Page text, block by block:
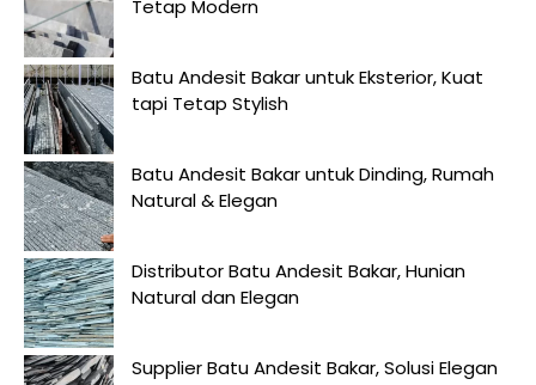
Tetap Modern
Batu Andesit Bakar untuk Eksterior, Kuat
tapi Tetap Stylish
Batu Andesit Bakar untuk Dinding, Rumah
Natural & Elegan
Distributor Batu Andesit Bakar, Hunian
Natural dan Elegan
Supplier Batu Andesit Bakar, Solusi Elegan